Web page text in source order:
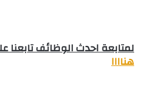
لمتابعة احدث الوظائف
هناااا